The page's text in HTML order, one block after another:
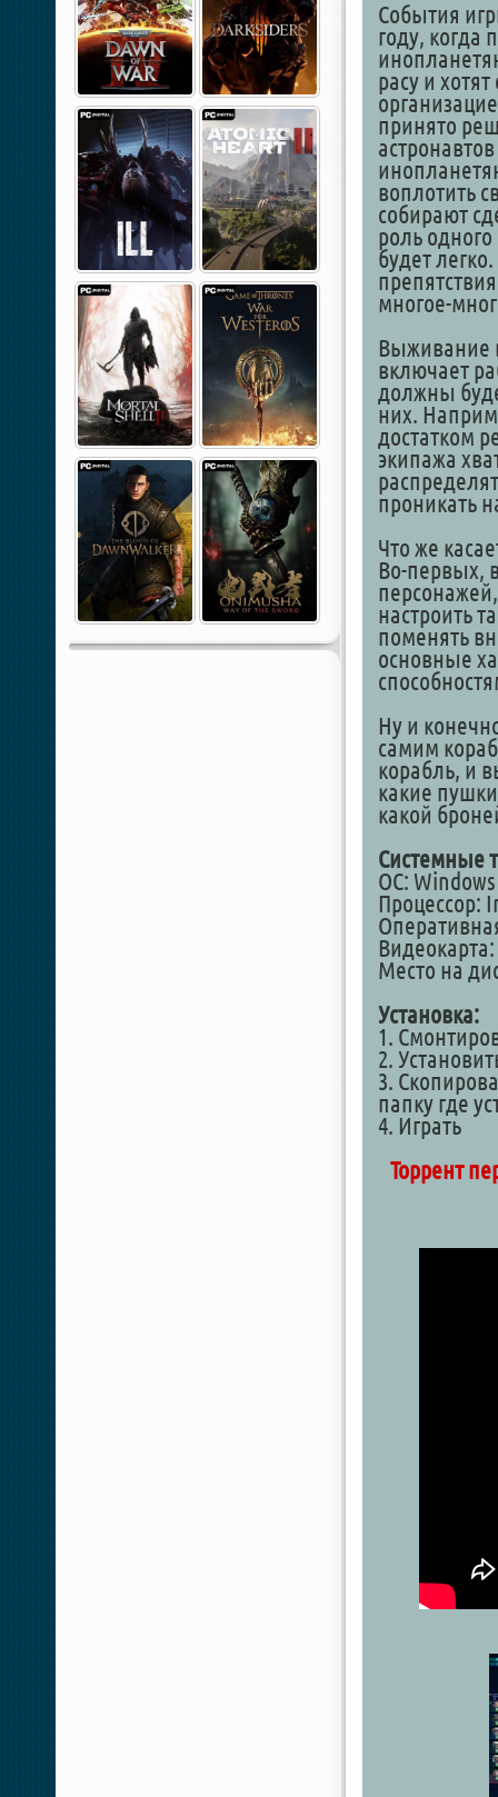
События
году, когда
расу и
принято
воплотить
собирают
роль
будет
многое-
Выживание
включает
должны
них.
достатком
экипажа
проникать
Что же
Во-первых,
настроить
поменять
основные
Ну и
самим
корабль, и
какие
какой
Системные
ОС: Windows
Процессор:
Видеокарта:
Место на
Установка:
1.
2.
3.
папку где
4. Играть
Торрент